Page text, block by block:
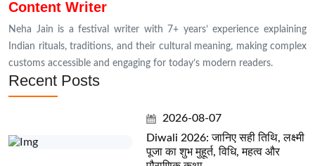
Content Writer
Neha Jain is a festival writer with 7+ years’ experience explaining
Indian rituals, traditions, and their cultural meaning, making complex
customs accessible and engaging for today’s modern readers.
Recent Posts
2026-08-07
Diwali 2026: जानिए सही तिथि, लक्ष्मी
पूजा का शुभ मुहूर्त, विधि, महत्व और